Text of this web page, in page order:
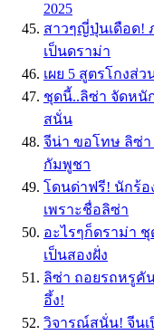
2025
สาวๆญี่ปุ่นเดือด!
เป็นดราม่า
เผย 5 สูตรโกงส่
ชุดนี้..ลิซ่า จัดหนั
สนั่น
จีน่า ขอโทษ ลิซ่า
กัมพูชา
โดนด่าฟรี! นักร้อ
เพราะชื่อลิซ่า
อะไรๆก็ดราม่า
เป็นสองฝั่ง
ลิซ่า ถอยรถหรูคัน
อึ้ง!
วิจารณ์สนั่น! จีนเ